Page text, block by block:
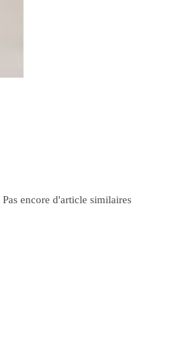
Pas encore d'article similaires